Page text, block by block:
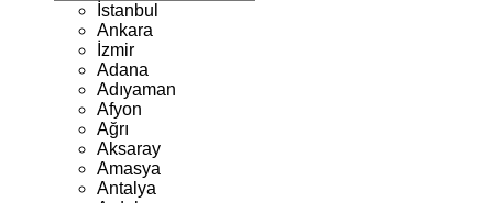
İstanbul
Ankara
İzmir
Adana
Adıyaman
Afyon
Ağrı
Aksaray
Amasya
Antalya